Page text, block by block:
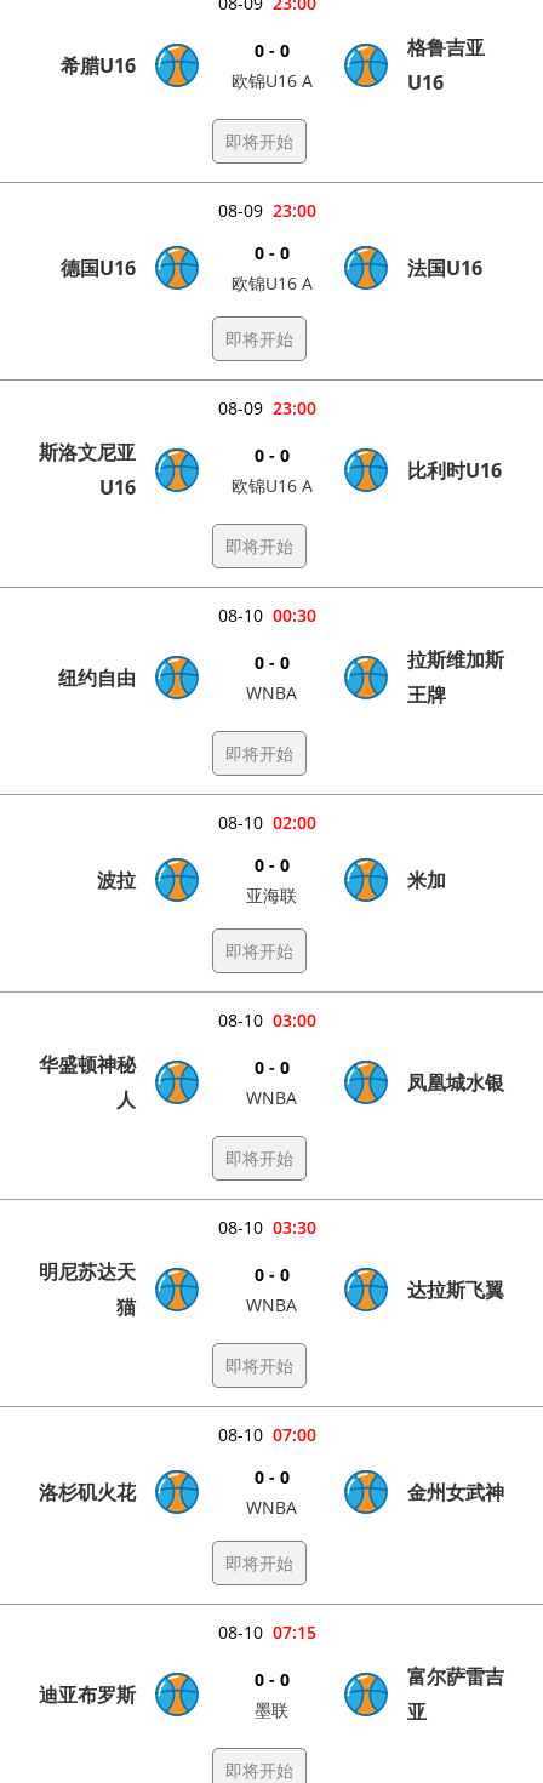
希腊U16
0 - 0
欧锦U16 A
格鲁吉亚
U16
即将开始
23:00
08-09
德国U16
0 - 0
欧锦U16 A
法国U16
即将开始
23:00
08-09
斯洛文尼亚
U16
0 - 0
欧锦U16 A
比利时U16
即将开始
00:30
08-10
纽约自由
0 - 0
WNBA
拉斯维加斯
王牌
即将开始
02:00
08-10
波拉
0 - 0
亚海联
米加
即将开始
03:00
08-10
华盛顿神秘
人
0 - 0
WNBA
凤凰城水银
即将开始
03:30
08-10
明尼苏达天
猫
0 - 0
WNBA
达拉斯飞翼
即将开始
07:00
08-10
洛杉矶火花
0 - 0
WNBA
金州女武神
即将开始
07:15
08-10
迪亚布罗斯
0 - 0
墨联
富尔萨雷吉
亚
即将开始